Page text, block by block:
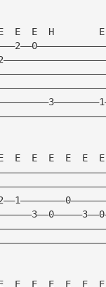
E  E  H
E  E  E  E  E
E  E  E  E  E